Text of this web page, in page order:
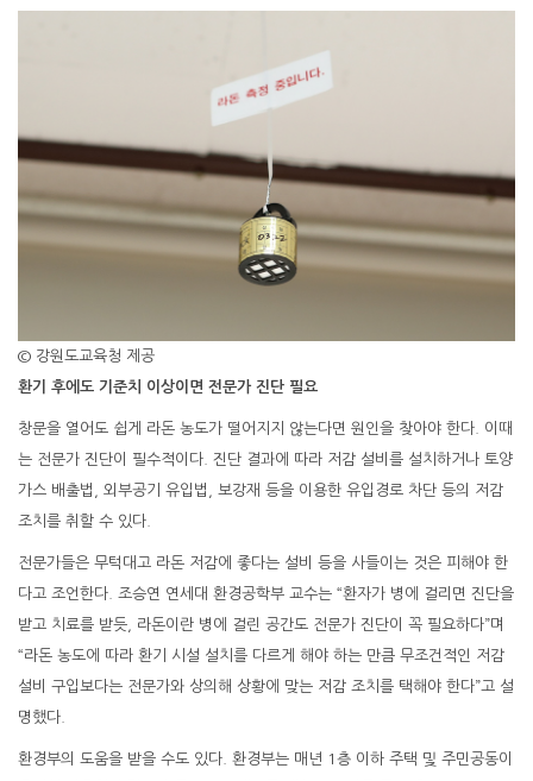
© 강원도교육청 제공
환기 후에도 기준치 이상이면 전문가 진단 필요
창문을 열어도 쉽게 라돈 농도가 떨어지지 않는다면 원인을 찾아야 한다. 이때
는 전문가 진단이 필수적이다. 진단 결과에 따라 저감 설비를 설치하거나 토양
가스 배출법, 외부공기 유입법, 보강재 등을 이용한 유입경로 차단 등의 저감
조치를 취할 수 있다.
전문가들은 무턱대고 라돈 저감에 좋다는 설비 등을 사들이는 것은 피해야 한
다고 조언한다. 조승연 연세대 환경공학부 교수는 “환자가 병에 걸리면 진단을
받고 치료를 받듯, 라돈이란 병에 걸린 공간도 전문가 진단이 꼭 필요하다”며
“라돈 농도에 따라 환기 시설 설치를 다르게 해야 하는 만큼 무조건적인 저감
설비 구입보다는 전문가와 상의해 상황에 맞는 저감 조치를 택해야 한다”고 설
명했다.
환경부의 도움을 받을 수도 있다. 환경부는 매년 1층 이하 주택 및 주민공동이